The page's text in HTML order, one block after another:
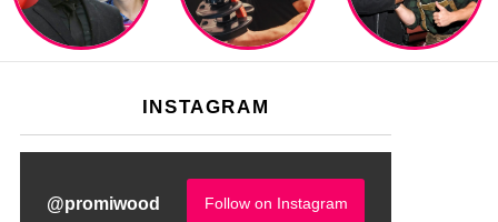
INSTAGRAM
@promiwood Follow on Instagram